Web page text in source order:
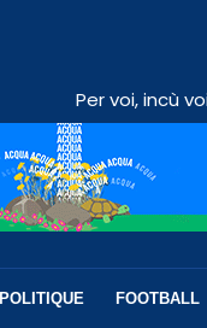
Per voi, incù
POLITIQUE FOOTBALL